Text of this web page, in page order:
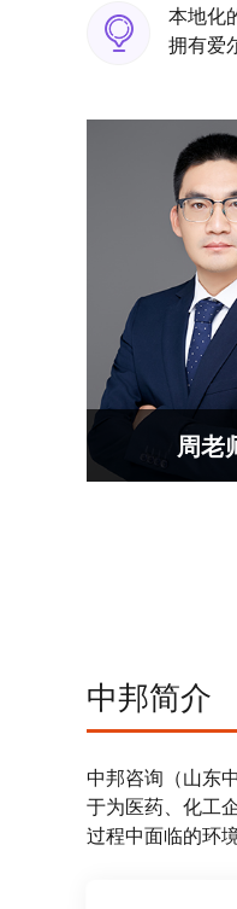
本地化
拥有爱
周老
中邦简介
中邦咨询（山东
于为医药、化工
过程中面临的环